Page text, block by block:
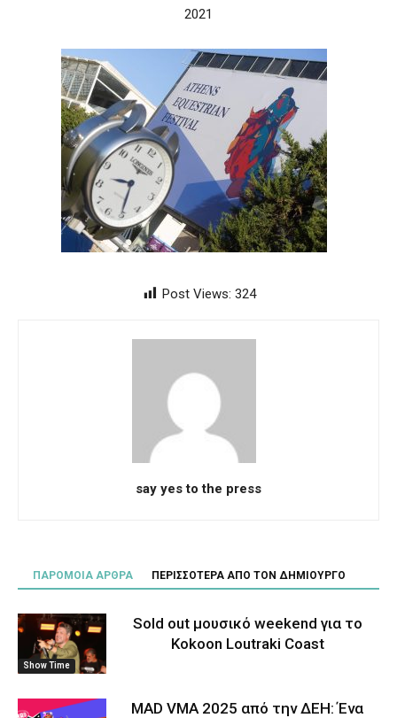
2021
Post Views: 324
say yes to the press
ΠΑΡΟΜΟΙΑ ΑΡΘΡΑ ΠΕΡΙΣΣΟΤΕΡΑ ΑΠΟ ΤΟΝ ΔΗΜΙΟΥΡΓΟ
Show Time
Sold out μουσικό weekend για το
Kokoon Loutraki Coast
MAD VMA 2025 από την ΔΕΗ: Ένα